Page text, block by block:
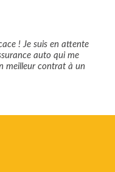
! Je suis en attente
auto qui me
meilleur contrat à un